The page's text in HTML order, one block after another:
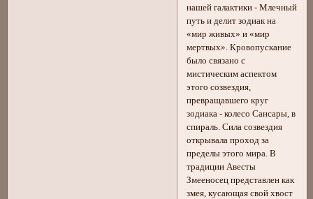
нашей галактики - Млечный
путь и делит зодиак на
«мир живых» и «мир
мертвых». Кровопускание
было связано с
мистическим аспектом
этого созвездия,
превращавшего круг
зодиака - колесо Сансары, в
спираль. Сила созвездия
открывала проход за
пределы этого мира. В
традиции Авесты
Змееносец представлен как
змея, кусающая свой хвост